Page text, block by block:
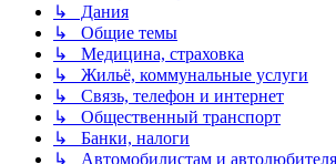
↳ Дания
↳ Общие темы
↳ Медицина, страховка
↳ Жильё, коммунальные услуги
↳ Связь, телефон и интернет
↳ Общественный транспорт
↳ Банки, налоги
↳ Автомобилистам и